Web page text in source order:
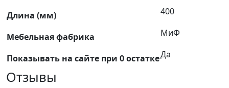
Длина (мм) 400
Мебельная фабрика МиФ
Показывать на сайте при 0 остаткеДа
Отзывы